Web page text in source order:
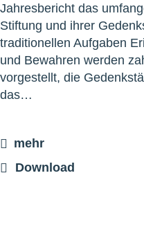
Jahresbericht das
Stiftung und ihrer
traditionellen Aufgaben
und Bewahren werden
vorgestellt, die
das…
mehr
Download